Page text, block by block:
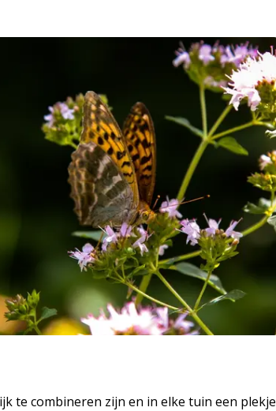
te combineren zijn en in elke tuin een plekje